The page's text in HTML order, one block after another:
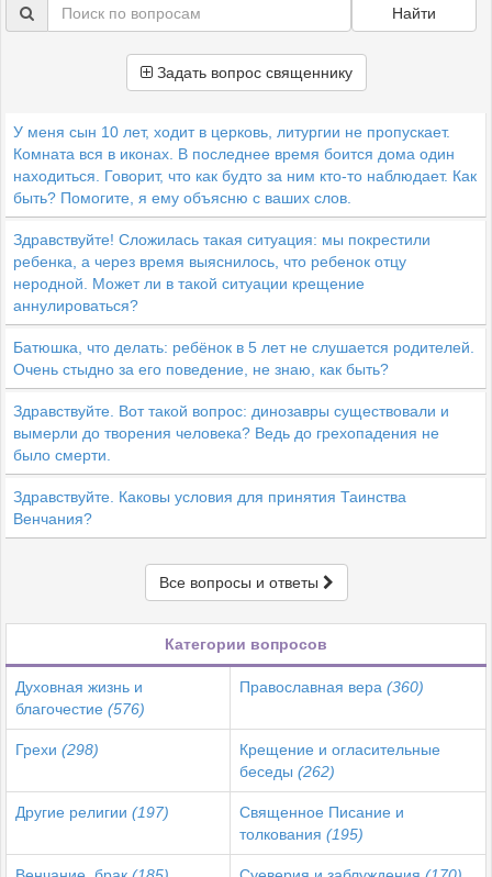
Найти
Задать вопрос священнику
У меня сын 10 лет, ходит в церковь, литургии не пропускает.
Комната вся в иконах. В последнее время боится дома один
находиться. Говорит, что как будто за ним кто-то наблюдает. Как
быть? Помогите, я ему объясню с ваших слов.
Здравствуйте! Сложилась такая ситуация: мы покрестили
ребенка, а через время выяснилось, что ребенок отцу
неродной. Может ли в такой ситуации крещение
аннулироваться?
Батюшка, что делать: ребёнок в 5 лет не слушается родителей.
Очень стыдно за его поведение, не знаю, как быть?
Здравствуйте. Вот такой вопрос: динозавры существовали и
вымерли до творения человека? Ведь до грехопадения не
было смерти.
Здравствуйте. Каковы условия для принятия Таинства
Венчания?
Все вопросы и ответы
Категории вопросов
Духовная жизнь и
благочестие (576)
Православная вера (360)
Грехи (298)
Крещение и огласительные
беседы (262)
Другие религии (197)
Священное Писание и
толкования (195)